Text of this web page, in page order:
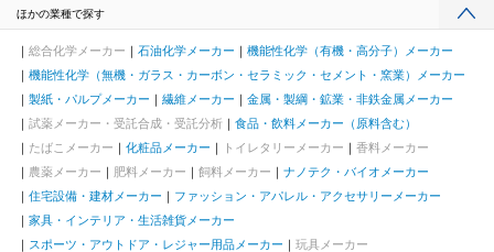
ほかの業種で探す
総合化学メーカー 石油化学メーカー
機能性化学（有機・高分子）メーカー
機能性化学（無機・ガラス・カーボン・セラミック・セメント・窯業）メーカー
製紙・パルプメーカー
繊維メーカー
金属・製綱・鉱業・非鉄金属メーカー
試薬メーカー・受託合成・受託分析
食品・飲料メーカー（原料含む）
たばこメーカー
化粧品メーカー トイレタリーメーカー
香料メーカー
農薬メーカー
肥料メーカー 飼料メーカー
ナノテク・バイオメーカー
住宅設備・建材メーカー
ファッション・アパレル・アクセサリーメーカー
家具・インテリア・生活雑貨メーカー
スポーツ・アウトドア・レジャー用品メーカー
玩具メーカー